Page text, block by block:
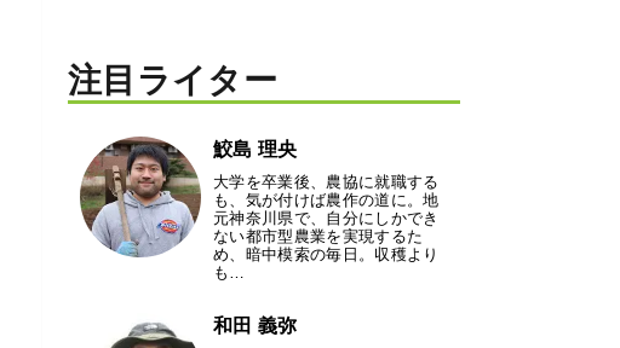
注目ライター
鮫島 理央
大学を卒業後、農協に就職する
も、気が付けば農作の道に。地
元神奈川県で、自分にしかでき
ない都市型農業を実現するた
め、暗中模索の毎日。収穫より
も…
和田 義弥